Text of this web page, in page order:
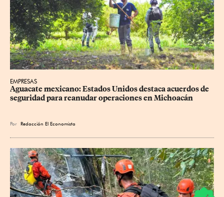
EMPRESAS
Aguacate mexicano: Estados Unidos destaca acuerdos de
seguridad para reanudar operaciones en Michoacán
Por Redacción El Economista